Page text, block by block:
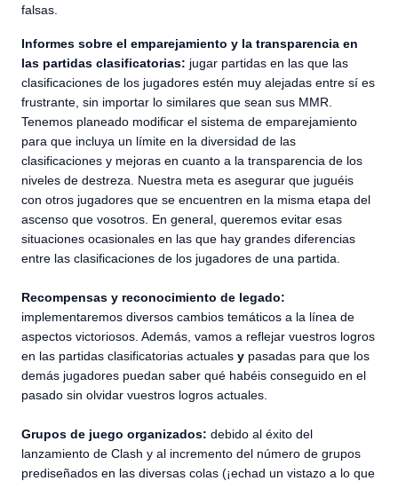
falsas.
Informes sobre el emparejamiento y la transparencia en
las partidas clasificatorias: jugar partidas en las que las
clasificaciones de los jugadores estén muy alejadas entre sí es
frustrante, sin importar lo similares que sean sus MMR.
Tenemos planeado modificar el sistema de emparejamiento
para que incluya un límite en la diversidad de las
clasificaciones y mejoras en cuanto a la transparencia de los
niveles de destreza. Nuestra meta es asegurar que juguéis
con otros jugadores que se encuentren en la misma etapa del
ascenso que vosotros. En general, queremos evitar esas
situaciones ocasionales en las que hay grandes diferencias
entre las clasificaciones de los jugadores de una partida.
Recompensas y reconocimiento de legado:
implementaremos diversos cambios temáticos a la línea de
aspectos victoriosos. Además, vamos a reflejar vuestros logros
en las partidas clasificatorias actuales y pasadas para que los
demás jugadores puedan saber qué habéis conseguido en el
pasado sin olvidar vuestros logros actuales.
Grupos de juego organizados: debido al éxito del
lanzamiento de Clash y al incremento del número de grupos
prediseñados en las diversas colas (¡echad un vistazo a lo que